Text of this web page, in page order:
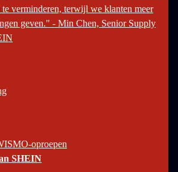
verminderen, terwijl we klanten meer
geven." - Min Chen, Senior Supply
oproepen
SHEIN